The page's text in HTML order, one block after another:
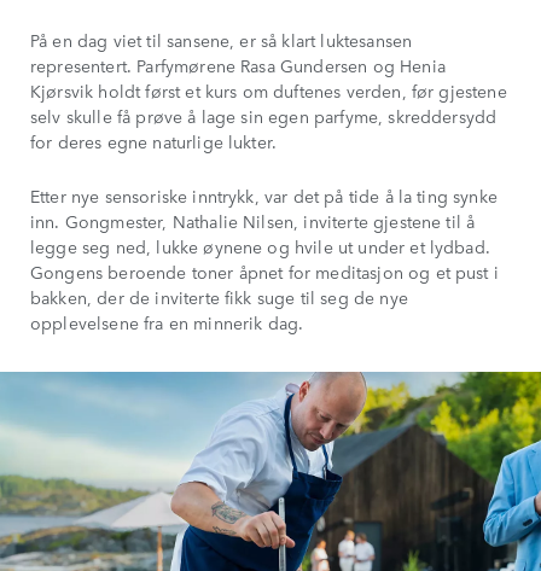
På en dag viet til sansene, er så klart luktesansen
representert. Parfymørene Rasa Gundersen og Henia
Kjørsvik holdt først et kurs om duftenes verden, før gjestene
selv skulle få prøve å lage sin egen parfyme, skreddersydd
for deres egne naturlige lukter.
Etter nye sensoriske inntrykk, var det på tide å la ting synke
inn. Gongmester, Nathalie Nilsen, inviterte gjestene til å
legge seg ned, lukke øynene og hvile ut under et lydbad.
Gongens beroende toner åpnet for meditasjon og et pust i
bakken, der de inviterte fikk suge til seg de nye
opplevelsene fra en minnerik dag.